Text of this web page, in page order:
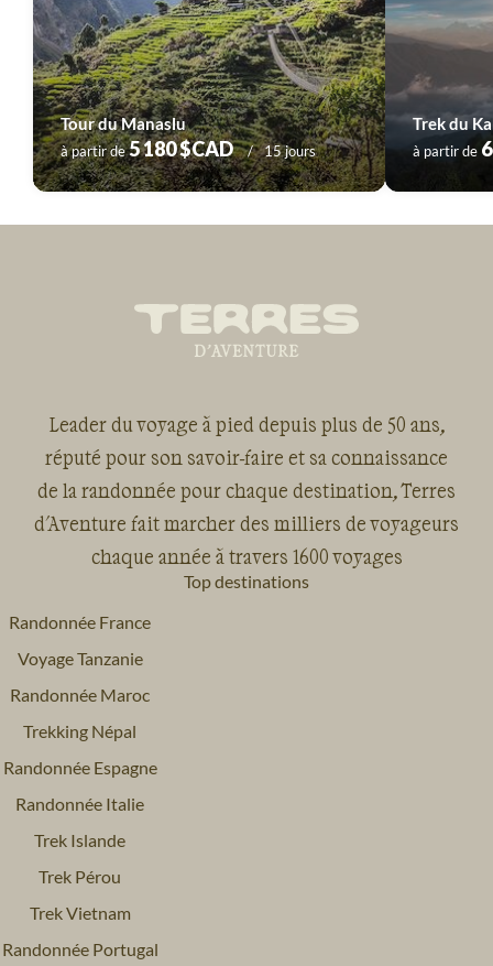
Tour du Manaslu
à partir de5 180 $CAD 15 jours
Trek du
à partir de
Leader du voyage à pied depuis plus de 50 ans,
réputé pour son savoir-faire et sa connaissance
de la randonnée pour chaque destination, Terres
d'Aventure fait marcher des milliers de voyageurs
chaque année à travers 1600 voyages
Top destinations
Randonnée France
Voyage Tanzanie
Randonnée Maroc
Trekking Népal
Randonnée Espagne
Randonnée Italie
Trek Islande
Trek Pérou
Trek Vietnam
Randonnée Portugal